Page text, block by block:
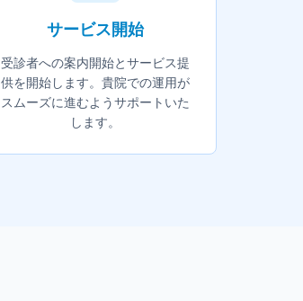
サービス開始
受診者への案内開始とサービス提
供を開始します。貴院での運用が
スムーズに進むようサポートいた
します。